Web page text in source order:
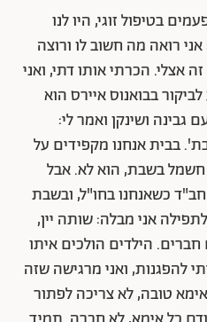
בטיפול זוגי, היו לנו
רואה מה חשוב לו ורוצה
אצלי. הכרתי אותו דתי, ואני
בבואנוס איירס הוא
גבינה ושינקן ואמר לי:
בבית אנחנו מקפידים על
חשמל בשבת, הוא לא. אבל
כשאנחנו בחו"ל, ובשבת
אני מבלה: שותה יין,
הילדים הולכים איתו
להפגנות, ואני מרגישה שזה
טובה, לא צריכה לפתור